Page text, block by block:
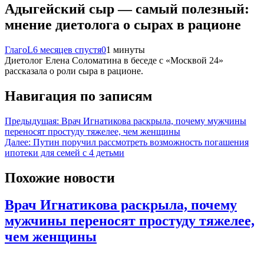
Адыгейский сыр — самый полезный:
мнение диетолога о сырах в рационе
ГлагоL6 месяцев спустя01 минуты
Диетолог Елена Соломатина в беседе с «Москвой 24»
рассказала о роли сыра в рационе.
Навигация по записям
Предыдущая: Врач Игнатикова раскрыла, почему мужчины
переносят простуду тяжелее, чем женщины
Далее: Путин поручил рассмотреть возможность погашения
ипотеки для семей с 4 детьми
Похожие новости
Врач Игнатикова раскрыла, почему
мужчины переносят простуду тяжелее,
чем женщины